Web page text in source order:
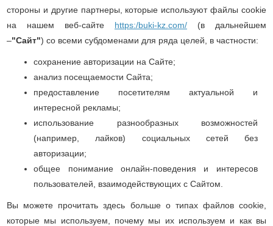
стороны и другие партнеры, которые используют файлы cookie
на нашем веб-сайте https:/buki-kz.com/(в дальнейшем
–"Сайт") со всеми субдоменами для ряда целей, в частности:
сохранение авторизации на Сайте;
анализ посещаемости Сайта;
предоставление посетителям актуальной и
интересной рекламы;
использование разнообразных возможностей
(например, лайков) социальных сетей без
авторизации;
общее понимание онлайн-поведения и интересов
пользователей, взаимодействующих с Сайтом.
Вы можете прочитать здесь больше о типах файлов cookie,
которые мы используем, почему мы их используем и как вы